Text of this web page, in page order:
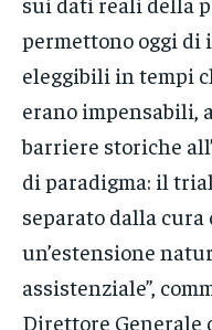
permettono oggi
eleggibili in tempi
erano impensabili,
barriere storiche
di paradigma: il
separato dalla cura
un’estensione
assistenziale”,
Direttore Generale